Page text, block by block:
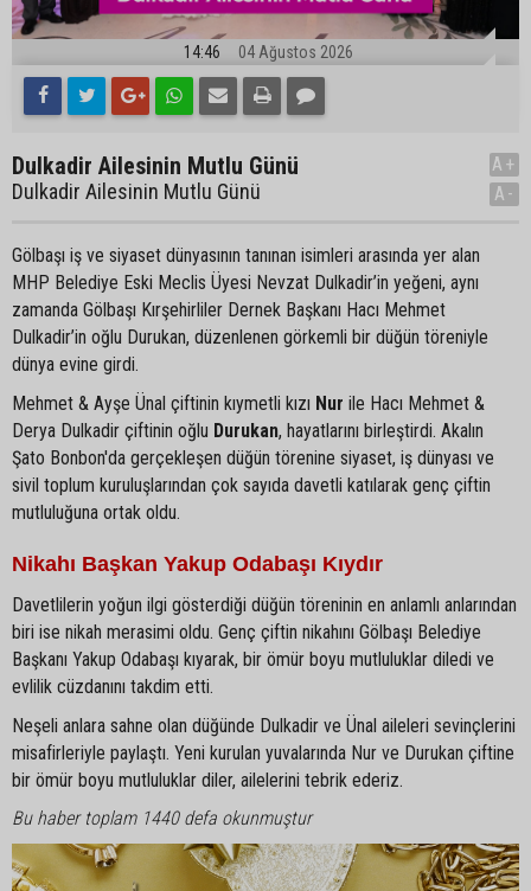
14:46 04 Ağustos 2026
Dulkadir Ailesinin Mutlu Günü
Dulkadir Ailesinin Mutlu Günü
A+
A-
Gölbaşı iş ve siyaset dünyasının tanınan isimleri arasında yer alan
MHP Belediye Eski Meclis Üyesi Nevzat Dulkadir’in yeğeni, aynı
zamanda Gölbaşı Kırşehirliler Dernek Başkanı Hacı Mehmet
Dulkadir’in oğlu Durukan, düzenlenen görkemli bir düğün töreniyle
dünya evine girdi.
Mehmet & Ayşe Ünal çiftinin kıymetli kızı Nur ile Hacı Mehmet &
Derya Dulkadir çiftinin oğlu Durukan, hayatlarını birleştirdi. Akalın
Şato Bonbon'da gerçekleşen düğün törenine siyaset, iş dünyası ve
sivil toplum kuruluşlarından çok sayıda davetli katılarak genç çiftin
mutluluğuna ortak oldu.
Nikahı Başkan Yakup Odabaşı Kıydır
Davetlilerin yoğun ilgi gösterdiği düğün töreninin en anlamlı anlarından
biri ise nikah merasimi oldu. Genç çiftin nikahını Gölbaşı Belediye
Başkanı Yakup Odabaşı kıyarak, bir ömür boyu mutluluklar diledi ve
evlilik cüzdanını takdim etti.
Neşeli anlara sahne olan düğünde Dulkadir ve Ünal aileleri sevinçlerini
misafirleriyle paylaştı. Yeni kurulan yuvalarında Nur ve Durukan çiftine
bir ömür boyu mutluluklar diler, ailelerini tebrik ederiz.
Bu haber toplam 1440 defa okunmuştur